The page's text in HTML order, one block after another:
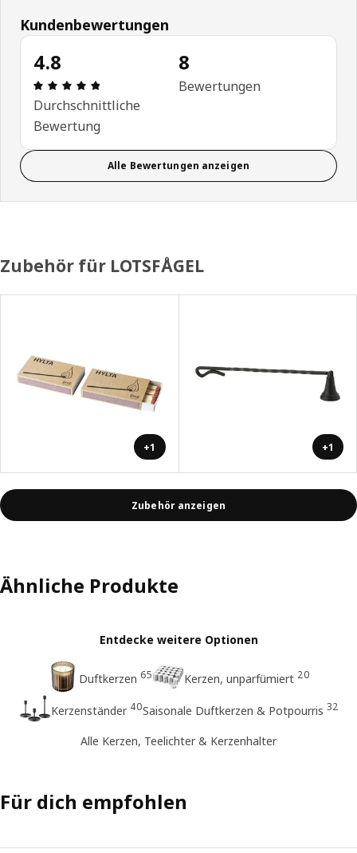
Kundenbewertungen
4.8
Bewertung: 4.8 von 5 Sterne Anzahl der
Durchschnittliche
Bewertung
8
Bewertungen
Alle Bewertungen anzeigen
Zubehör für LOTSFÅGEL
+1 +1
Zubehör anzeigen
Ähnliche Produkte
Entdecke weitere Optionen
Duftkerzen 65 Kerzen, unparfümiert 20
Kerzenständer 40Saisonale Duftkerzen & Potpourris 32
Alle Kerzen, Teelichter & Kerzenhalter
Für dich empfohlen